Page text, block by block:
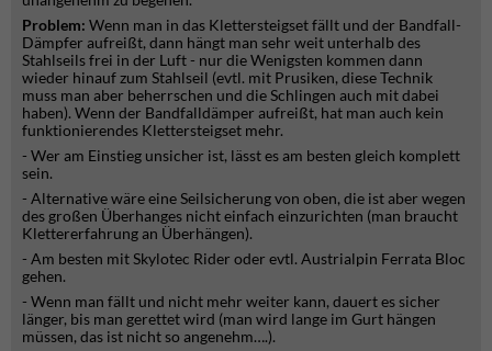
Problem: Wenn man in das Klettersteigset fällt und der Bandfall-
Dämpfer aufreißt, dann hängt man sehr weit unterhalb des
Stahlseils frei in der Luft - nur die Wenigsten kommen dann
wieder hinauf zum Stahlseil (evtl. mit Prusiken, diese Technik
muss man aber beherrschen und die Schlingen auch mit dabei
haben). Wenn der Bandfalldämper aufreißt, hat man auch kein
funktionierendes Klettersteigset mehr.
- Wer am Einstieg unsicher ist, lässt es am besten gleich komplett
sein.
- Alternative wäre eine Seilsicherung von oben, die ist aber wegen
des großen Überhanges nicht einfach einzurichten (man braucht
Klettererfahrung an Überhängen).
- Am besten mit Skylotec Rider oder evtl. Austrialpin Ferrata Bloc
gehen.
- Wenn man fällt und nicht mehr weiter kann, dauert es sicher
länger, bis man gerettet wird (man wird lange im Gurt hängen
müssen, das ist nicht so angenehm….).